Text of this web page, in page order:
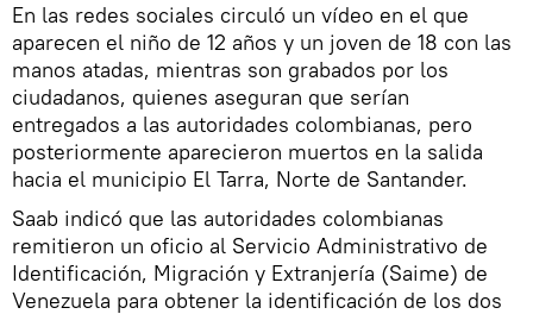
En las redes sociales circuló un vídeo en el que
aparecen el niño de 12 años y un joven de 18 con las
manos atadas, mientras son grabados por los
ciudadanos, quienes aseguran que serían
entregados a las autoridades colombianas, pero
posteriormente aparecieron muertos en la salida
hacia el municipio El Tarra, Norte de Santander.
Saab indicó que las autoridades colombianas
remitieron un oficio al Servicio Administrativo de
Identificación, Migración y Extranjería (Saime) de
Venezuela para obtener la identificación de los dos